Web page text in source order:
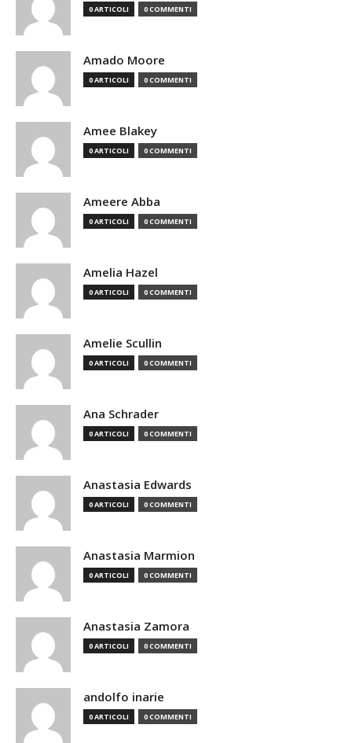
0 ARTICOLI 0 COMMENTI
Amado Moore
0 ARTICOLI 0 COMMENTI
Amee Blakey
0 ARTICOLI 0 COMMENTI
Ameere Abba
0 ARTICOLI 0 COMMENTI
Amelia Hazel
0 ARTICOLI 0 COMMENTI
Amelie Scullin
0 ARTICOLI 0 COMMENTI
Ana Schrader
0 ARTICOLI 0 COMMENTI
Anastasia Edwards
0 ARTICOLI 0 COMMENTI
Anastasia Marmion
0 ARTICOLI 0 COMMENTI
Anastasia Zamora
0 ARTICOLI 0 COMMENTI
andolfo inarie
0 ARTICOLI 0 COMMENTI